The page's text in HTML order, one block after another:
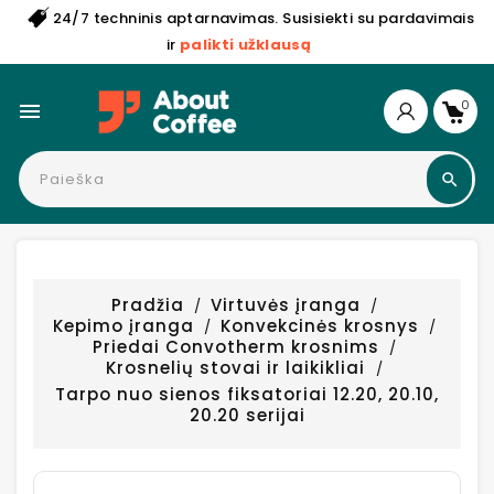
24/7 techninis aptarnavimas. Susisiekti su pardavimais
ir palikti užklausą
 0
Pradžia
Virtuvės įranga
Kepimo įranga
Konvekcinės krosnys
Priedai Convotherm krosnims
Krosnelių stovai ir laikikliai
Tarpo nuo sienos fiksatoriai 12.20, 20.10,
20.20 serijai